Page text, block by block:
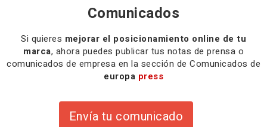
Comunicados
Si quieres mejorar el posicionamiento online de tu
marca, ahora puedes publicar tus notas de prensa o
comunicados de empresa en la sección de Comunicados de
europa press
Envía tu comunicado